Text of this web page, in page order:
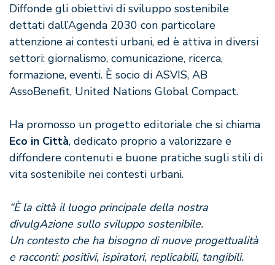
Diffonde gli obiettivi di sviluppo sostenibile
dettati dall’Agenda 2030 con particolare
attenzione ai contesti urbani, ed è attiva in diversi
settori: giornalismo, comunicazione, ricerca,
formazione, eventi. È socio di ASVIS, AB
AssoBenefit, United Nations Global Compact.
Ha promosso un progetto editoriale che si chiama
Eco in Città, dedicato proprio a valorizzare e
diffondere contenuti e buone pratiche sugli stili di
vita sostenibile nei contesti urbani.
“È la città il luogo principale della nostra
divulgAzione sullo sviluppo sostenibile.
Un contesto che ha bisogno di nuove progettualità
e racconti: positivi, ispiratori, replicabili, tangibili.